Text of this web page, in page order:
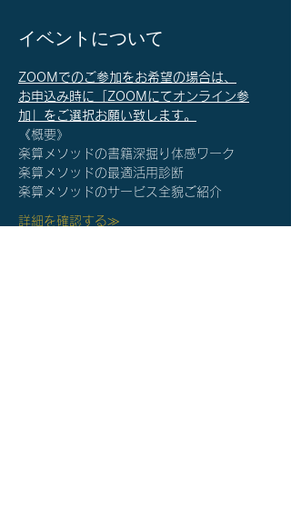
イベントについて
ZOOMでのご参加をお希望の場合は、
お申込み時に「ZOOMにてオンライン参
加」をご選択お願い致します。
《概要》
楽算メソッドの書籍深掘り体感ワーク
楽算メソッドの最適活用診断
楽算メソッドのサービス全貌ご紹介
詳細を確認する≫